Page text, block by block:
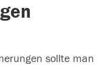
sollte man